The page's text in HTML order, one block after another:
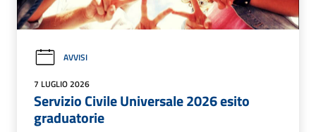
AVVISI
7 LUGLIO 2026
Servizio Civile Universale 2026 esito
graduatorie